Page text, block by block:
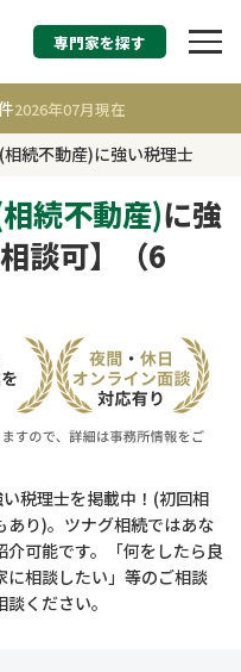
相続税申告・相続手
大阪府
所 1191
件
内容で探す
書作成・遺言執行
登記
分侵害額請求
手続き
相場
ム
手続き
専門家を探す
2026年07月現在
続不動産)に強い税理士
続不動産)に強
談可】（6
税理士を掲載中！(初回相
あり)。ツナグ相続ではあな
可能です。「何をしたら良
に相談したい」等のご相談
ください。